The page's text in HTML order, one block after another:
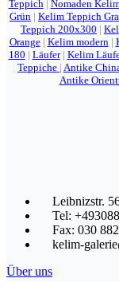
Teppich | Nomaden
Grün | Kelim Teppich
Teppich 200x300 |
Orange| Kelim modern |
180 | Läufer| Kelim
Teppiche | Antike
Antike
Leibnizstr.
Tel:
Fax: 030
kelim-
Über uns